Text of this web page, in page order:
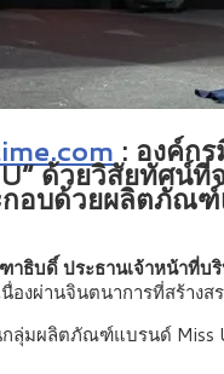
: องค์ก
ด้วยวิสัยทัศน์
กอบด้วยผลิตภัณ
ธิบดิ์ ประธานเจ้าหน้าที่บ
องผ่านจินตนาการที่สร้างส
ลุ่มผลิตภัณฑ์แบรนด์ Miss